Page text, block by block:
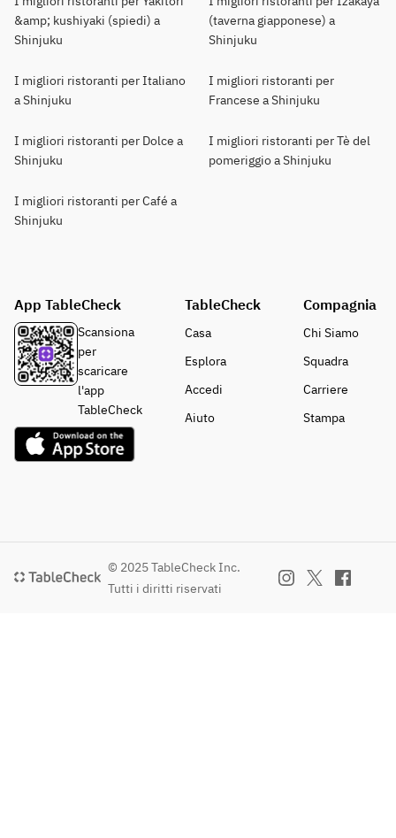
&amp; kushiyaki (spiedi) a
Shinjuku
(taverna giapponese) a
Shinjuku
I migliori ristoranti per Italiano
a Shinjuku
I migliori ristoranti per
Francese a Shinjuku
I migliori ristoranti per Dolce a
Shinjuku
I migliori ristoranti per Tè del
pomeriggio a Shinjuku
I migliori ristoranti per Café a
Shinjuku
App TableCheck
Scansiona
per
scaricare
l'app
TableCheck
TableCheck
Casa
Esplora
Accedi
Aiuto
Compagnia
Chi Siamo
Squadra
Carriere
Stampa
© 2025 TableCheck Inc.
Tutti i diritti riservati